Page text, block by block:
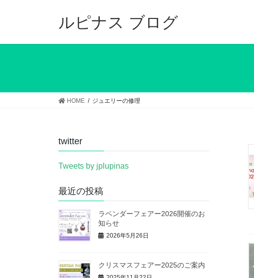
ルピナス ブログ
HOME ジュエリーの修理
twitter
Tweets by jplupinas
最近の投稿
ラベンダーフェアー2026開催のお
知らせ
2026年5月26日
クリスマスフェアー2025のご案内